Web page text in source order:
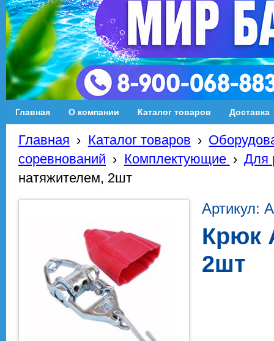
Главная О компании Каталог товаров Доставка
Главная › Каталог товаров ›
соревнований › Комплектующие › Для
натяжителем, 2шт
Артикул:
Крюк
2шт